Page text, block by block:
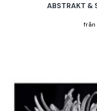
ABSTRAKT &